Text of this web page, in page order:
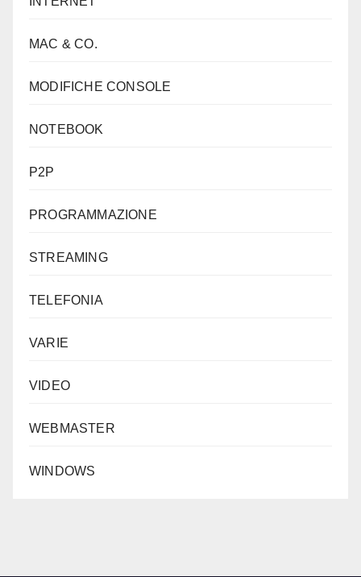
MAC & CO.
MODIFICHE CONSOLE
NOTEBOOK
P2P
PROGRAMMAZIONE
STREAMING
TELEFONIA
VARIE
VIDEO
WEBMASTER
WINDOWS